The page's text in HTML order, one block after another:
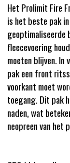
Het Prolimit Fire
is het beste pak
geoptimaliseerde
fleecevoering
moeten blijven.
pak een front
voorkant moet
toegang. Dit pak
naden, wat
neopreen van